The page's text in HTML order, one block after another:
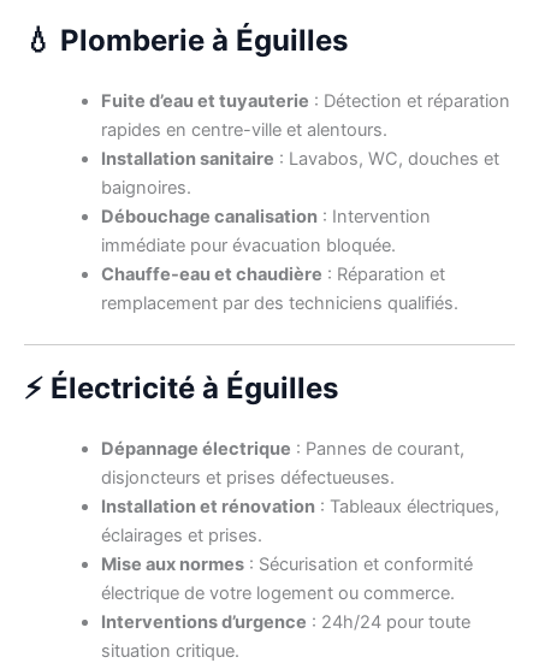
💧 Plomberie à Éguilles
Fuite d’eau et tuyauterie : Détection et réparation
rapides en centre-ville et alentours.
Installation sanitaire : Lavabos, WC, douches et
baignoires.
Débouchage canalisation: Intervention
immédiate pour évacuation bloquée.
Chauffe-eau et chaudière : Réparation et
remplacement par des techniciens qualifiés.
⚡ Électricité à Éguilles
Dépannage électrique : Pannes de courant,
disjoncteurs et prises défectueuses.
Installation et rénovation: Tableaux électriques,
éclairages et prises.
Mise aux normes: Sécurisation et conformité
électrique de votre logement ou commerce.
Interventions d’urgence : 24h/24 pour toute
situation critique.